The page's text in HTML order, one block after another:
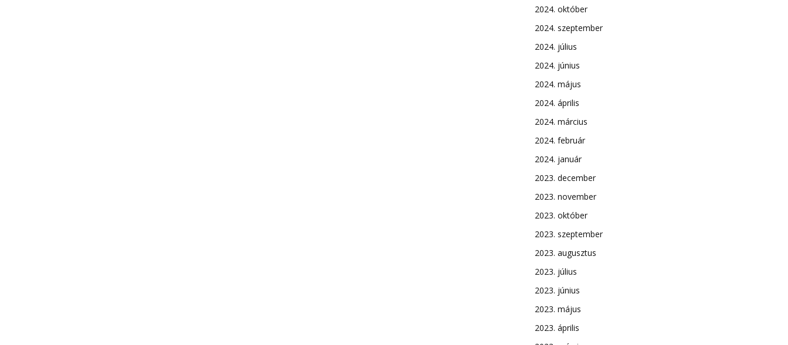
2024. október
2024. szeptember
2024. július
2024. június
2024. május
2024. április
2024. március
2024. február
2024. január
2023. december
2023. november
2023. október
2023. szeptember
2023. augusztus
2023. július
2023. június
2023. május
2023. április